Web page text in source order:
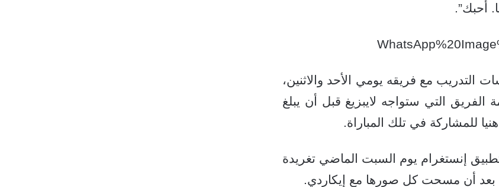
أحبك”.
مع فريقه يومي الأحد والاثنين،
التي ستواجه لايبزيغ قبل أن يبلغ
للمشاركة في تلك المباراة.
إنستغرام يوم السبت الماضي تغريدة
بعد أن مسحت كل صورها مع إيكاردي.